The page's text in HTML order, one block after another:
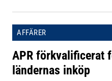
AFFÄRER
APR förkvalificerat
ländernas inköp